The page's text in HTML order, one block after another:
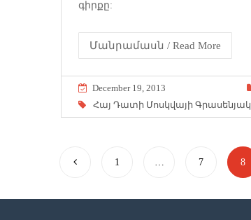
գիրքը:
Մանրամասն / Read More
December 19, 2013
Հայ Դատի Մոսկվայի Գրասենյակ
1 7 8